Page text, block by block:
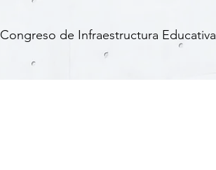
Congreso de Infraestructura Educativa